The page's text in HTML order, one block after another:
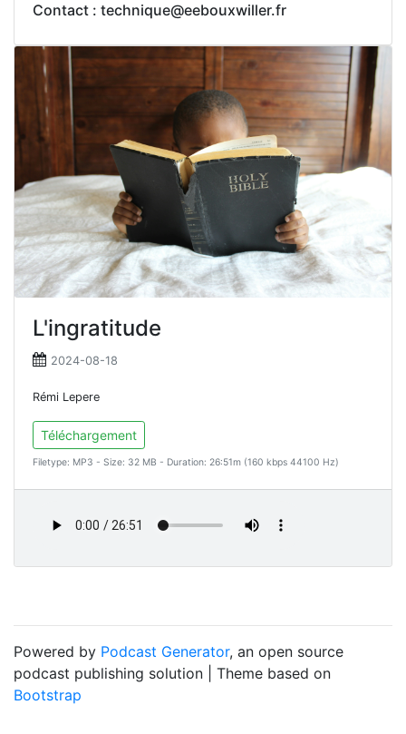
Contact : technique@eebouxwiller.fr
L'ingratitude
2024-08-18
Rémi Lepere
Téléchargement
Filetype: MP3 - Size: 32 MB - Duration: 26:51m (160 kbps 44100 Hz)
Powered by Podcast Generator, an open source
podcast publishing solution | Theme based on
Bootstrap